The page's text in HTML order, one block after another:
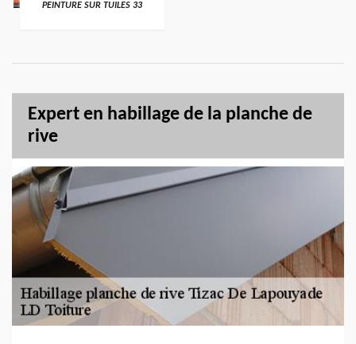
PEINTURE SUR TUILES 33
Expert en habillage de la planche de
rive